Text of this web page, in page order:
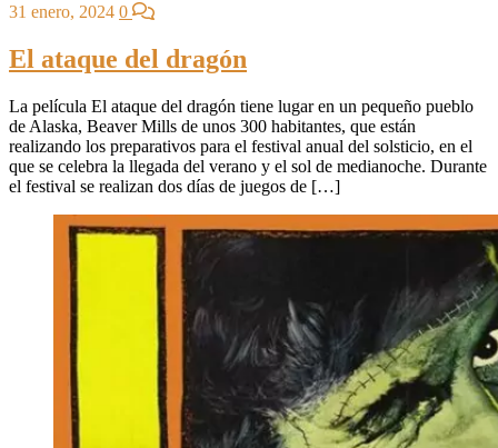
31 enero, 2024 0
El ataque del dragón
La película El ataque del dragón tiene lugar en un pequeño pueblo
de Alaska, Beaver Mills de unos 300 habitantes, que están
realizando los preparativos para el festival anual del solsticio, en el
que se celebra la llegada del verano y el sol de medianoche. Durante
el festival se realizan dos días de juegos de […]